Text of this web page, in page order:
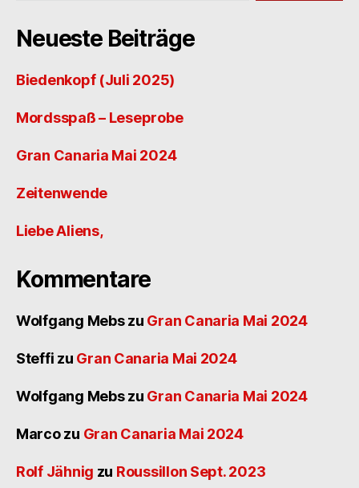
Neueste Beiträge
Biedenkopf (Juli 2025)
Mordsspaß – Leseprobe
Gran Canaria Mai 2024
Zeitenwende
Liebe Aliens,
Kommentare
Wolfgang Mebszu Gran Canaria Mai 2024
Steffi zu Gran Canaria Mai 2024
Wolfgang Mebszu Gran Canaria Mai 2024
Marcozu Gran Canaria Mai 2024
Rolf Jähnig zu Roussillon Sept. 2023